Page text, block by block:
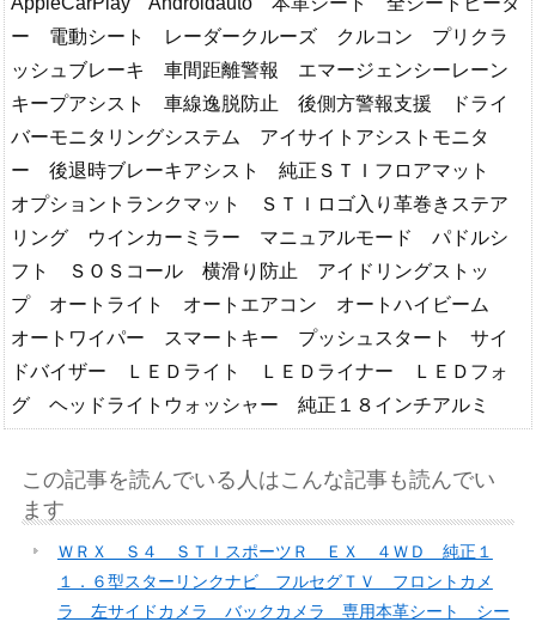
ー 電動シート レーダークルーズ クルコン プリクラ
ッシュブレーキ 車間距離警報 エマージェンシーレーン
キープアシスト 車線逸脱防止 後側方警報支援 ドライ
バーモニタリングシステム アイサイトアシストモニタ
ー 後退時ブレーキアシスト 純正ＳＴＩフロアマット
オプショントランクマット ＳＴＩロゴ入り革巻きステア
リング ウインカーミラー マニュアルモード パドルシ
フト ＳＯＳコール 横滑り防止 アイドリングストッ
プ オートライト オートエアコン オートハイビーム
オートワイパー スマートキー プッシュスタート サイ
ドバイザー ＬＥＤライト ＬＥＤライナー ＬＥＤフォ
グ ヘッドライトウォッシャー 純正１８インチアルミ
この記事を読んでいる人はこんな記事も読んでい
ます
ＷＲＸ Ｓ４ ＳＴＩスポーツＲ ＥＸ ４ＷＤ 純正１
１．６型スターリンクナビ フルセグＴＶ フロントカメ
ラ 左サイドカメラ バックカメラ 専用本革シート シー